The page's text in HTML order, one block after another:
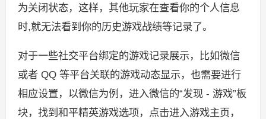
为关闭状态，这样，其他玩家在查看你的个人信息
时,就无法看到你的历史游戏战绩等记录了。
对于一些社交平台绑定的游戏记录展示，比如微信
或者 QQ 等平台关联的游戏动态显示，也需要进行
相应设置，以微信为例，进入微信的“发现 - 游戏”板
块，找到和平精英游戏选项，点击进入游戏主页，